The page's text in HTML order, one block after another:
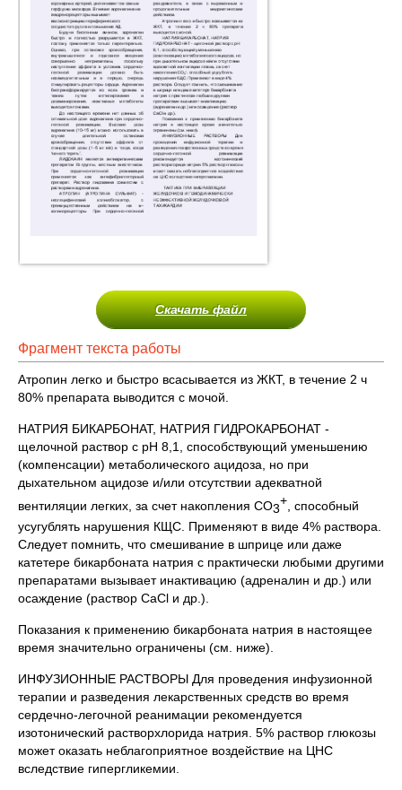
Скачать файл
Фрагмент текста работы
Атропин легко и быстро всасывается из ЖКТ, в течение 2 ч
80% препарата выводится с мочой.
НАТРИЯ БИКАРБОНАТ, НАТРИЯ ГИДРОКАРБОНАТ -
щелочной раствор с рН 8,1, способствующий уменьшению
(компенсации) метаболического ацидоза, но при
дыхательном ацидозе и/или отсутствии адекватной
вентиляции легких, за счет накопления CO3
+ , способный
усугублять нарушения КЩС. Применяют в виде 4% раствора.
Следует помнить, что смешивание в шприце или даже
катетере бикарбоната натрия с практически любыми другими
препаратами вызывает инактивацию (адреналин и др.) или
осаждение (раствор СаCl и др.).
Показания к применению бикарбоната натрия в настоящее
время значительно ограничены (см. ниже).
ИНФУЗИОННЫЕ РАСТВОРЫ Для проведения инфузионной
терапии и разведения лекарственных средств во время
сердечно-легочной реанимации рекомендуется
изотонический растворхлорида натрия. 5% раствор глюкозы
может оказать неблагоприятное воздействие на ЦНС
вследствие гипергликемии.